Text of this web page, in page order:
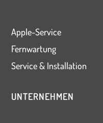
Apple-Service
Fernwartung
Service & Installation
UNTERNEHMEN